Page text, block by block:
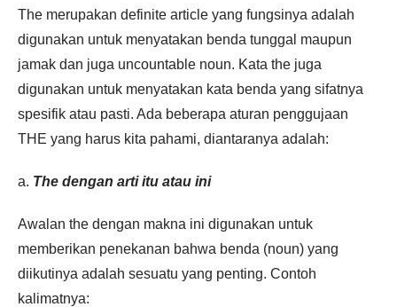
The merupakan definite article yang fungsinya adalah
digunakan untuk menyatakan benda tunggal maupun
jamak dan juga uncountable noun. Kata the juga
digunakan untuk menyatakan kata benda yang sifatnya
spesifik atau pasti. Ada beberapa aturan penggujaan
THE yang harus kita pahami, diantaranya adalah:
a. The dengan arti itu atau ini
Awalan the dengan makna ini digunakan untuk
memberikan penekanan bahwa benda (noun) yang
diikutinya adalah sesuatu yang penting. Contoh
kalimatnya: